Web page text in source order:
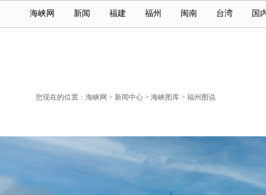
海峡网 新闻 福建 福州 闽南 台湾 国
您现在的位置： 海峡网 > 新闻中心 > 海峡图库 > 福州图说